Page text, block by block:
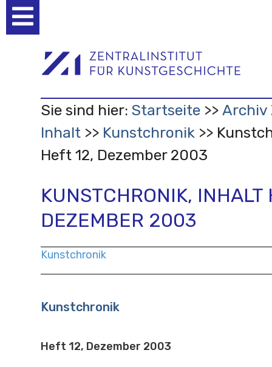
Werkzeuge
Sie sind hier: Startseite
Archiv
Inhalt
Kunstchronik
Heft 12, Dezember 2003
KUNSTCHRONIK, INHALT
DEZEMBER 2003
Kunstchronik
Kunstchronik
Heft 12, Dezember 2003